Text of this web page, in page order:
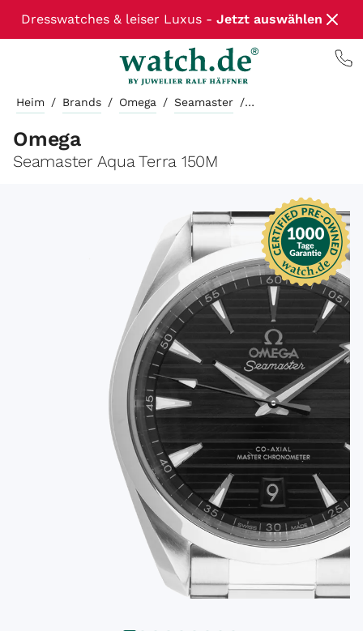
Dresswatches & leiser Luxus - Jetzt auswählen
Heim / Brands / Omega / Seamaster /
Omega
Seamaster Aqua Terra 150M